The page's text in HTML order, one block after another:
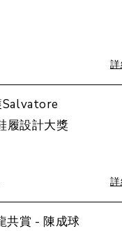
Salvatore
履設計大獎
共賞 - 陳成球